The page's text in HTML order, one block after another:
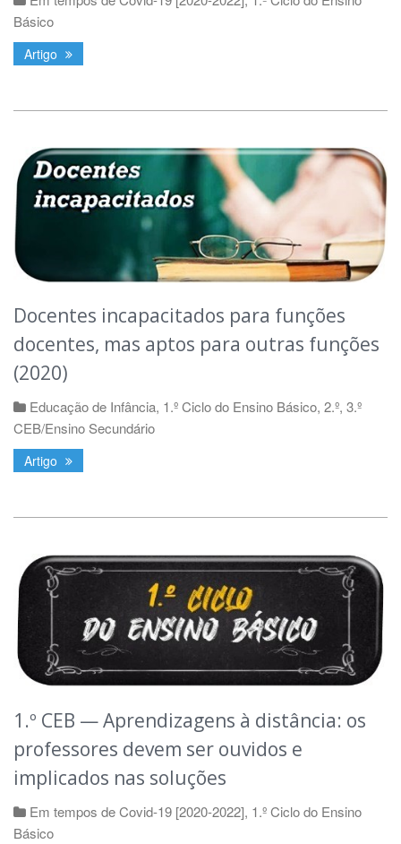
Básico
Artigo
Docentes incapacitados para funções
docentes, mas aptos para outras funções
(2020)
Educação de Infância, 1.º Ciclo do Ensino Básico, 2.º, 3.º
CEB/Ensino Secundário
Artigo
1.º CEB — Aprendizagens à distância: os
professores devem ser ouvidos e
implicados nas soluções
Em tempos de Covid-19 [2020-2022], 1.º Ciclo do Ensino
Básico